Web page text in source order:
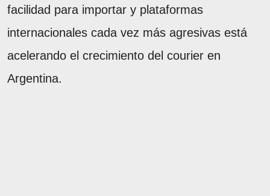
facilidad para importar y plataformas
internacionales cada vez más agresivas está
acelerando el crecimiento del courier en
Argentina.